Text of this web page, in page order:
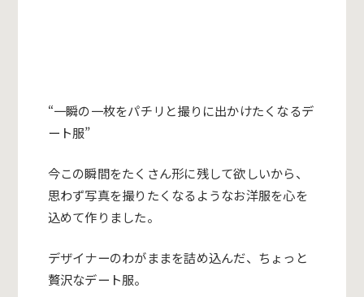
“一瞬の一枚をパチリと撮りに出かけたくなるデ
ート服”
今この瞬間をたくさん形に残して欲しいから、
思わず写真を撮りたくなるようなお洋服を心を
込めて作りました。
デザイナーのわがままを詰め込んだ、ちょっと
贅沢なデート服。